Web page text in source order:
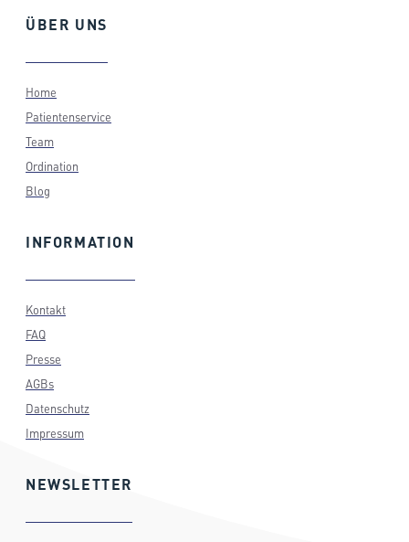
ÜBER UNS
Home
Patientenservice
Team
Ordination
Blog
INFORMATION
Kontakt
FAQ
Presse
AGBs
Datenschutz
Impressum
NEWSLETTER